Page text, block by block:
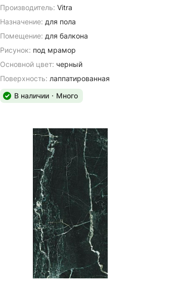
Производитель: Vitra
Назначение: для пола
Помещение: для балкона
Рисунок: под мрамор
Основной цвет: черный
Поверхность: лаппатированная
В наличии
Много